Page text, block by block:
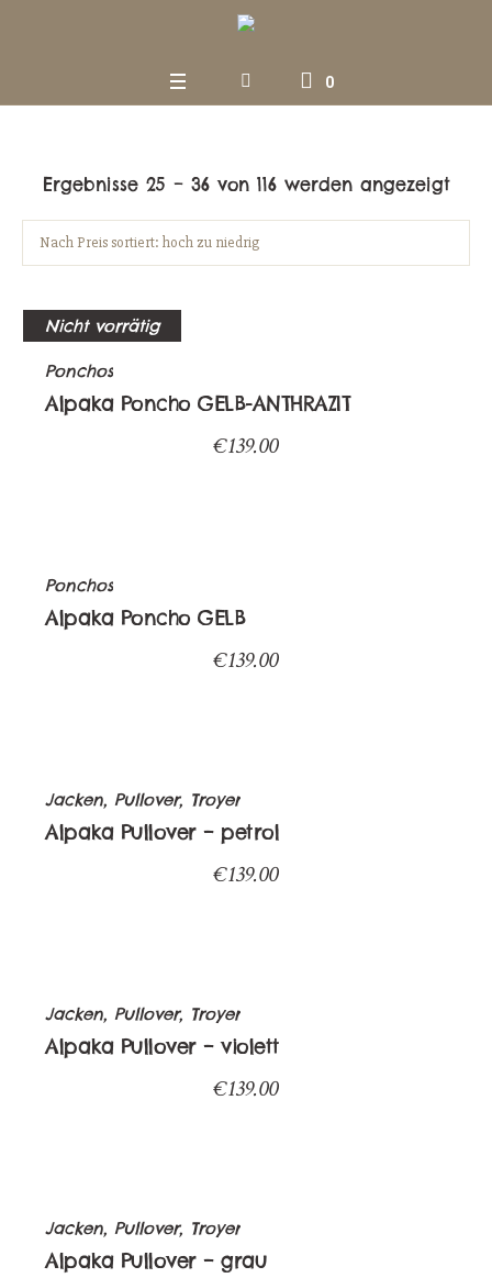
0
Ergebnisse 25 – 36 von 116 werden angezeigt
Nicht vorrätig
Ponchos
Alpaka Poncho GELB-ANTHRAZIT
€139.00
Ponchos
Alpaka Poncho GELB
€139.00
Jacken, Pullover, Troyer
Alpaka Pullover – petrol
€139.00
Jacken, Pullover, Troyer
Alpaka Pullover – violett
€139.00
Jacken, Pullover, Troyer
Alpaka Pullover – grau